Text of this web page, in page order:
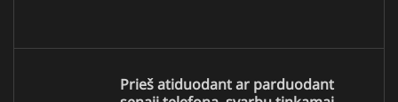
Prieš atiduodant ar parduodant